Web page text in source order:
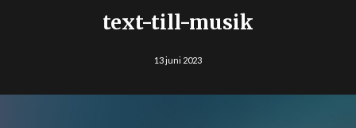
text-till-musik
13 juni 2023